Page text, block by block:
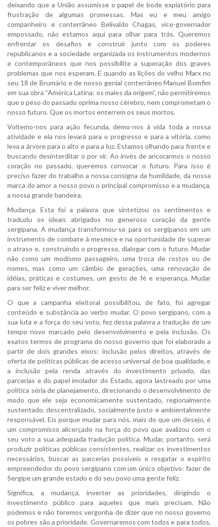
deixando que a União assumisse o papel de bode expiatório para
frustração de algumas promessas. Mas eu e meu amigo
companheiro e conterrâneo Belivaldo Chagas, vice-governador
empossado, não estamos aqui para olhar para trás. Queremos
enfrentar os desafios e construir junto com os poderes
republicanos e a sociedade organizada os instrumentos modernos
e contemporâneos que nos possibilite a superação dos graves
problemas que nos esperam. E quando as lições do velho Marx no
seu 18 de Brumário e de nosso genial conterrâneo Manuel Bomfim
em sua obra “América Latina: os males da origem”, não permitiremos
que o peso do passado oprima nosso cérebro, nem comprometam o
nosso futuro. Que os mortos enterrem os seus mortos.
Voltemo-nos para ação fecunda, demo-nos à vida toda a nossa
atividade e ela nos levará para o progresso e para a vitória, como
leva a árvore para o alto e para a luz. Estamos olhando para frente e
buscando desinterditar o por vir. Ao invés de ancorarmos o nosso
coração no passado, queremos convocar o futuro. Para isso é
preciso fazer do trabalho a nossa consigna da humildade, da nossa
marca do amor a nosso povo o principal compromisso e a mudança,
a nossa grande bandeira.
Mudança. Esta foi a palavra que sintetizou os sentimentos e
traduziu os ideais abrigados no generoso coração da gente
sergipana. A mudança transformou-se para os sergipanos em um
instrumento de combate à mesmice e na oportunidade de superar
o atraso e, construindo o progresso, dialogar com o futuro. Mudar
não como um modismo passageiro, uma troca de rostos ou de
nomes, mas como um câmbio de gerações, uma renovação de
idéias, práticas e costumes, um gesto de fé e esperança. Mudar
para ser feliz e viver melhor.
O que a campanha eleitoral possibilitou, de fato, foi agregar
conteúdo e substância ao verbo mudar. O povo sergipano, com a
sua luta e a força do seu voto, fez dessa palavra a tradução de um
tempo novo marcado pelo desenvolvimento e pela inclusão. Os
exatos termos de programa do nosso governo que foi elaborado a
partir de dois grandes eixos: inclusão pelos direitos, através de
oferta de políticas públicas de acesso universal de boa qualidade, e
a inclusão pela renda através do investimento privado, das
parcerias e do papel imolador do Estado, agora lastreado por uma
política séria de planejamento, direcionando o desenvolvimento de
modo que ele seja economicamente sustentado, regionalmente
sustentado, descentralizado, socialmente justo e ambientalmente
responsável. Eis porque mudar para nós, mais do que um desejo, é
um compromisso alicerçado na força do povo que avalizou com o
seu voto a sua adequada tradução política. Mudar, portanto, será
produzir políticas públicas consistentes, realizar os investimentos
necessários, buscar as parcerias possíveis e resgatar o espírito
empreendedor do povo sergipano com um único objetivo: fazer de
Sergipe um grande estado e do seu povo uma gente feliz.
Significa, a mudança, inverter as prioridades, dirigindo o
investimento público para aqueles que mais precisam. Não
podemos e não teremos vergonha de dizer que no nosso governo
os pobres são a prioridade. Governaremos com todos e para todos,